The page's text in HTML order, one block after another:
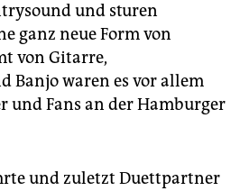
und sturen
ganz neue Form von
von Gitarre,
Banjo waren es vor allem
und Fans an der Hamburger
und zuletzt Duettpartner